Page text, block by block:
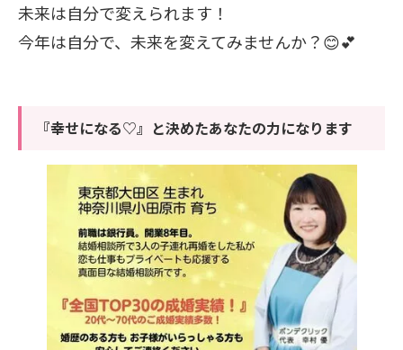
未来は自分で変えられます！
今年は自分で、未来を変えてみませんか？😊💕
『幸せになる♡』と決めたあなたの力になります